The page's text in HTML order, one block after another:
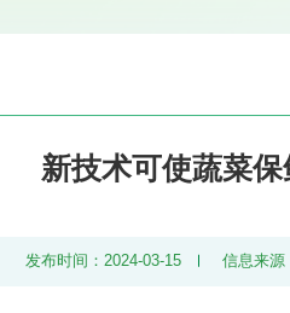
新技术可使蔬菜
发布时间：2024-03-15 信息来源